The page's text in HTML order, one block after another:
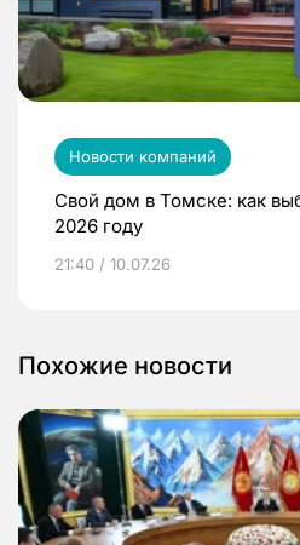
Новости компаний
Свой дом в Томске: как
2026 году
21:40 / 10.07.26
Похожие новости